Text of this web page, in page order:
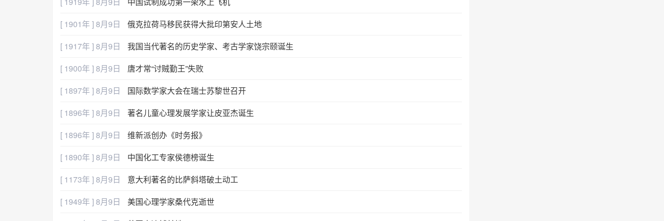
[ 1901年 ] 8月9日
俄克拉荷马移民获得大批印第安人土地
[ 1917年 ] 8月9日
我国当代著名的历史学家、考古学家饶宗颐诞生
[ 1900年 ] 8月9日
唐才常“讨贼勤王”失败
[ 1897年 ] 8月9日
国际数学家大会在瑞士苏黎世召开
[ 1896年 ] 8月9日
著名儿童心理发展学家让皮亚杰诞生
[ 1896年 ] 8月9日
维新派创办《时务报》
[ 1890年 ] 8月9日
中国化工专家侯德榜诞生
[ 1173年 ] 8月9日
意大利著名的比萨斜塔破土动工
[ 1949年 ] 8月9日
美国心理学家桑代克逝世